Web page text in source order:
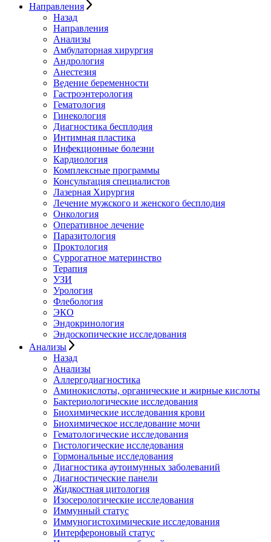
Направления
Назад
Направления
Анализы
Амбулаторная хирургия
Андрология
Анестезия
Ведение беременности
Гастроэнтерология
Гематология
Гинекология
Диагностика бесплодия
Интимная пластика
Инфекционные болезни
Кардиология
Комплексные программы
Консультация специалистов
Лазерная Хирургия
Лечение мужского и женского бесплодия
Онкология
Оперативное лечение
Паразитология
Проктология
Суррогатное материнство
Терапия
УЗИ
Урология
Флебология
ЭКО
Эндокринология
Эндоскопические исследования
Анализы
Назад
Анализы
Аллергодиагностика
Аминокислоты, органические и жирные кислоты
Бактериологические исследования
Биохимические исследования крови
Биохимическое исследование мочи
Гематологические исследования
Гистологические исследования
Гормональные исследования
Диагностика аутоимунных заболеваний
Диагностические панели
Жидкостная цитология
Изосерологические исследования
Иммунный статус
Иммуногистохимические исследования
Интерфероновый статус